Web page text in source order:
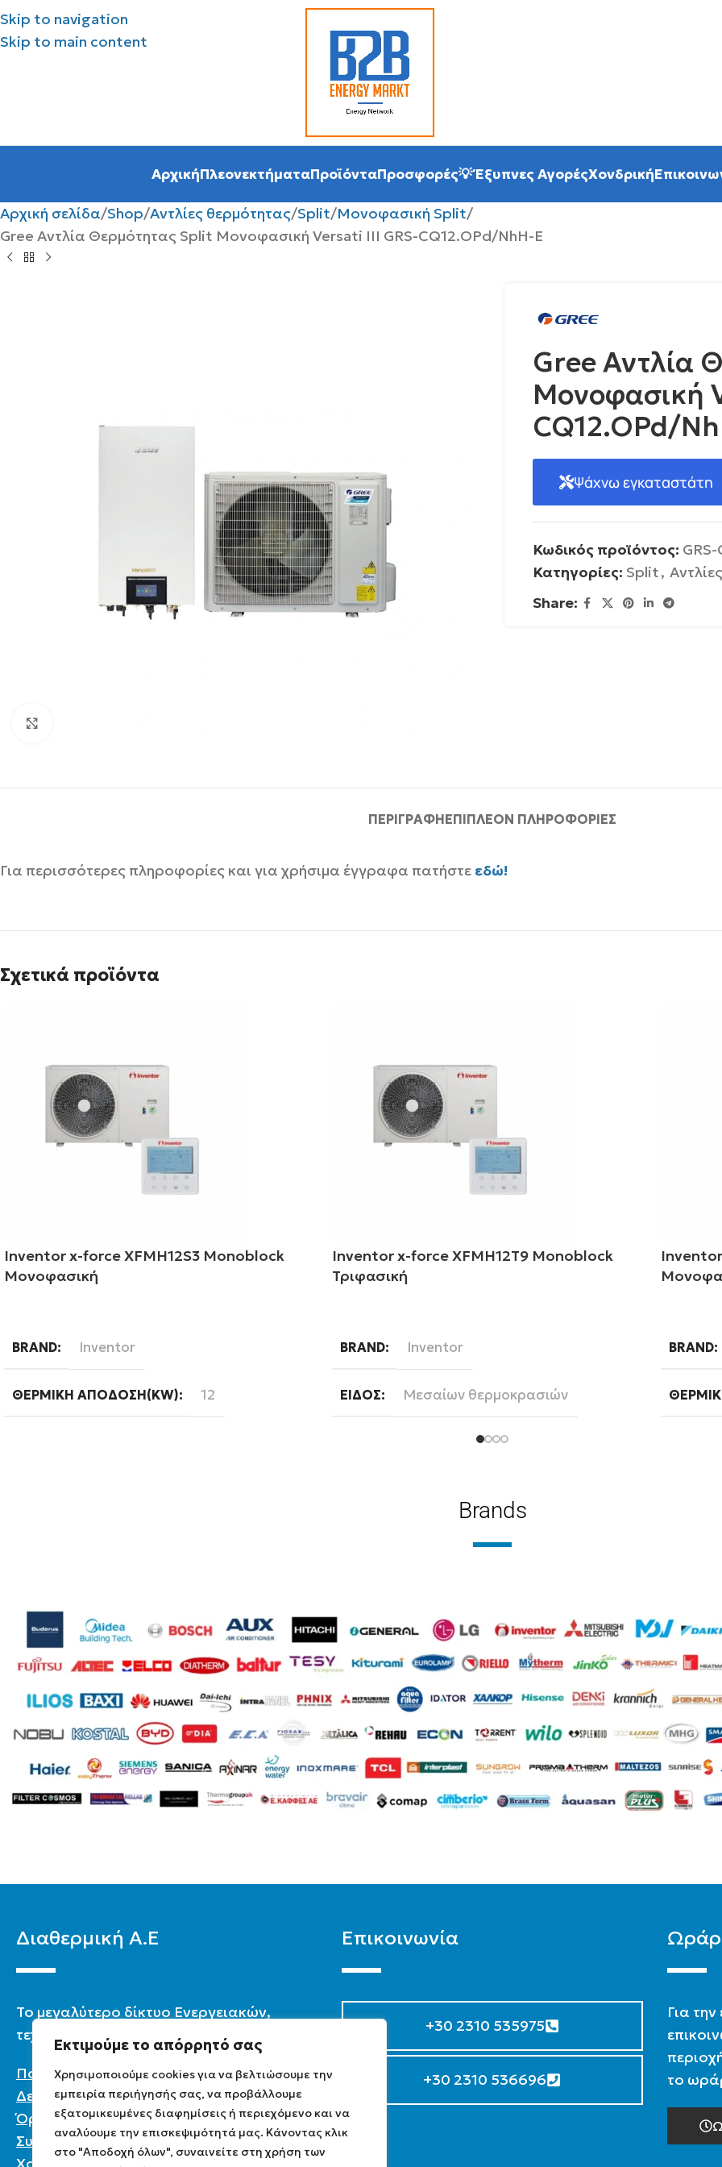
Εκτιμούμε το απόρρητό σας
Χρησιμοποιούμε cookies για να βελτιώσουμε την
εμπειρία περιήγησής σας, να προβάλλουμε
εξατομικευμένες διαφημίσεις ή περιεχόμενο και να
αναλύουμε την επισκεψιμότητά μας. Κάνοντας κλικ
στο "Αποδοχή όλων", συναινείτε στη χρήση των
Skip to navigation
Skip to main content
ΑρχικήΠλεονεκτήματαΠροϊόνταΠροσφορές💡 Έξυπνες ΑγορέςΧονδρική
Αρχική σελίδα Shop Αντλίες θερμότητας Split Μονοφασική Split
Gree Αντλία Θερμότητας Split Μονοφασική Versati III GRS-CQ12.OPd/NhH-E
Gree Αντλία
Μονοφασική
CQ12.OPd/
Ψάχνω εγκαταστάτη
Κωδικός προϊόντος:
Κατηγορίες: Split,
Share:
ΠΕΡΙΓΡΑΦΉΕΠΙΠΛΈΟΝ ΠΛΗΡΟΦΟΡΊΕΣ
Για περισσότερες πληροφορίες και για χρήσιμα έγγραφα πατήστε εδώ!
Σχετικά προϊόντα
Inventor x-force XFMH12S3 Monoblock
Μονοφασική
BRAND Inventor
ΘΕΡΜΙΚΉ ΑΠΌΔΟΣΗ(KW) 12
Inventor x-force XFMH12T9 Monoblock
Τριφασική
BRAND Inventor
ΕΊΔΟΣ Μεσαίων θερμοκρασιών
ΘΕΡΜΙΚΉ ΑΠΌΔΟΣΗ(KW)
BRAND
Brands
Διαθερμική Α.Ε
To μεγαλύτερο δίκτυο Ενεργειακών,
τεχνικών & καταστημάτων στην Ελλάδα.
Πολιτική Προστασίας Προσωπικών
Δεδομένων
Όροι χρήσης
Συχνές ερωτήσεις
Επικοινωνία
+30 2310 535975
+30 2310 536696
Για
το